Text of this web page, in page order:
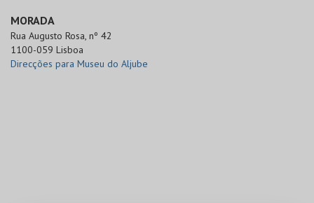
MORADA
Rua Augusto Rosa, nº 42
1100-059 Lisboa
Direcções para Museu do Aljube